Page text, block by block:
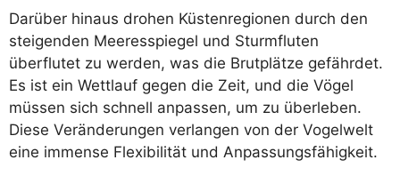
Darüber hinaus drohen Küstenregionen durch den
steigenden Meeresspiegel und Sturmfluten
überflutet zu werden, was die Brutplätze gefährdet.
Es ist ein Wettlauf gegen die Zeit, und die Vögel
müssen sich schnell anpassen, um zu überleben.
Diese Veränderungen verlangen von der Vogelwelt
eine immense Flexibilität und Anpassungsfähigkeit.